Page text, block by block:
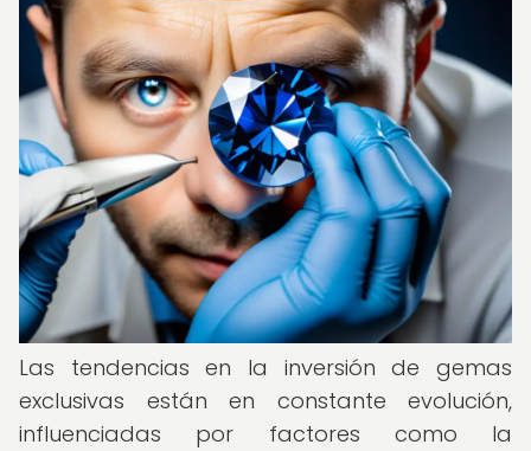
Las tendencias en la inversión de gemas
exclusivas están en constante evolución,
influenciadas por factores como la